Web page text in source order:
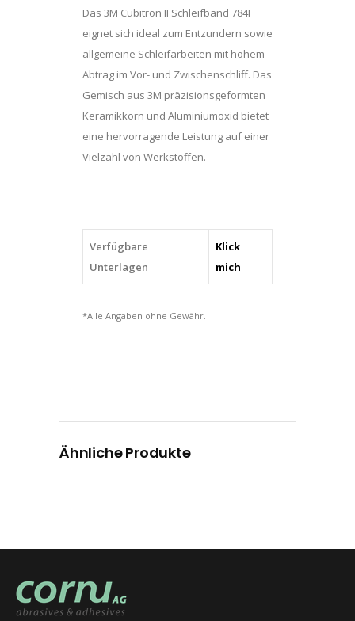
Das 3M Cubitron II Schleifband 784F
eignet sich ideal zum Entzundern sowie
allgemeine Schleifarbeiten mit hohem
Abtrag im Vor- und Zwischenschliff. Das
Gemisch aus 3M präzisionsgeformten
Keramikkorn und Aluminiumoxid bietet
eine hervorragende Leistung auf einer
Vielzahl von Werkstoffen.
Verfügbare
Unterlagen
Klick
mich
*Alle Angaben ohne Gewähr.
Ähnliche Produkte